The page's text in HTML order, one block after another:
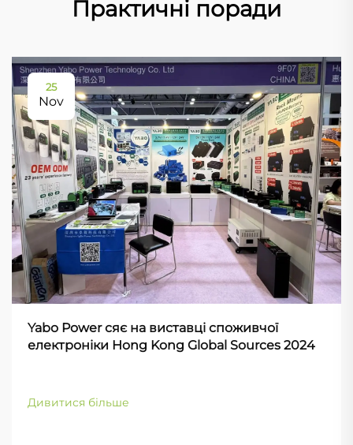
Практичні поради
25
Nov
Yabo Power сяє на виставці споживчої
електроніки Hong Kong Global Sources 2024
Дивитися більше